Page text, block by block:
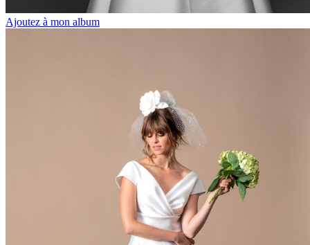
Ajoutez à mon album